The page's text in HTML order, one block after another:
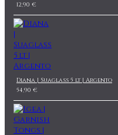
12,90 €
Diana | Suaglass 5 lt | Argento
54,90 €